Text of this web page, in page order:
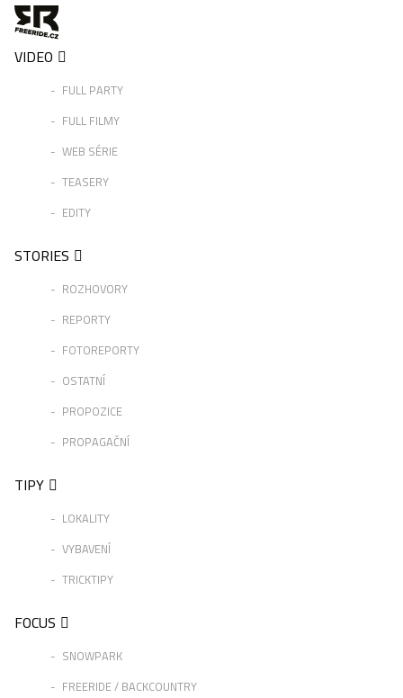
VIDEO
FULL PARTY
FULL FILMY
WEB SÉRIE
TEASERY
EDITY
STORIES
ROZHOVORY
REPORTY
FOTOREPORTY
OSTATNÍ
PROPOZICE
PROPAGAČNÍ
TIPY
LOKALITY
VYBAVENÍ
TRICKTIPY
FOCUS
SNOWPARK
FREERIDE / BACKCOUNTRY